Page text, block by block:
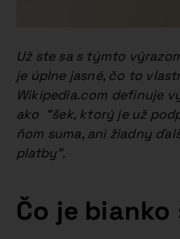
Už ste sa s týmto
je úplne jasné, čo to
Wikipedia.com definuje
ako “šek, ktorý je už
ňom suma, ani žiadny
platby”.
Čo je bianko